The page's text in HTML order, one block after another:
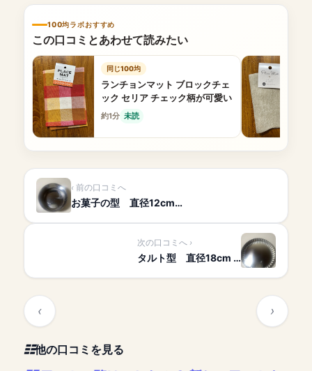
100均ラボおすすめ
この口コミとあわせて読みたい
同じ100均
ランチョンマット ブロックチェ
ック セリア チェック柄が可愛い
約1分 未読
前の口コミへ
お菓子の型 直径12cm…
次の口コミへ
タルト型 直径18cm …
他の口コミを見る